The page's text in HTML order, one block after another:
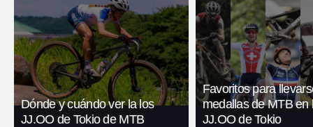
Dónde y cuándo ver la los
JJ.OO de Tokio de MTB
Favoritos para
medallas de MTB en
JJ.OO de Tokio